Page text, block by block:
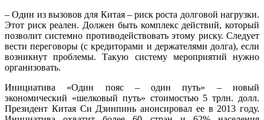
– Один из вызовов для Китая – риск роста долговой нагрузки.
Этот риск реален. Должен быть комплекс действий, который
позволит системно противодействовать этому риску. Следует
вести переговоры (с кредиторами и держателями долга), если
возникнут проблемы. Такую систему мероприятий нужно
организовать.
Инициатива «Один пояс – один путь» – новый
экономический «шелковый путь» стоимостью 5 трлн. долл.
Президент Китая Си Дзинпинь анонсировал ее в 2013 году.